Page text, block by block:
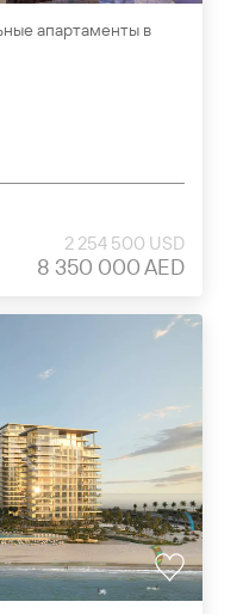
апартаменты в
2 254 500 USD
8 350 000 AED